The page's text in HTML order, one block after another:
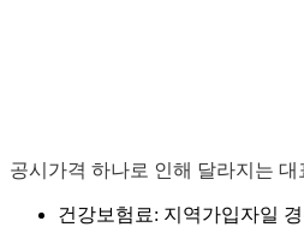
공시가격 하나로 인해 달라지는
건강보험료: 지역가입자일